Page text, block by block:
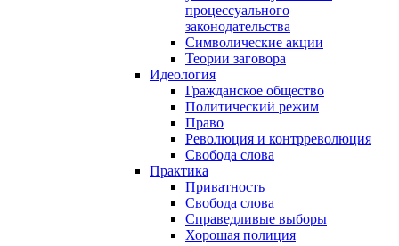
процессуального
законодательства
Символические акции
Теории заговора
Идеология
Гражданское общество
Политический режим
Право
Революция и контрреволюция
Свобода слова
Практика
Приватность
Свобода слова
Справедливые выборы
Хорошая полиция